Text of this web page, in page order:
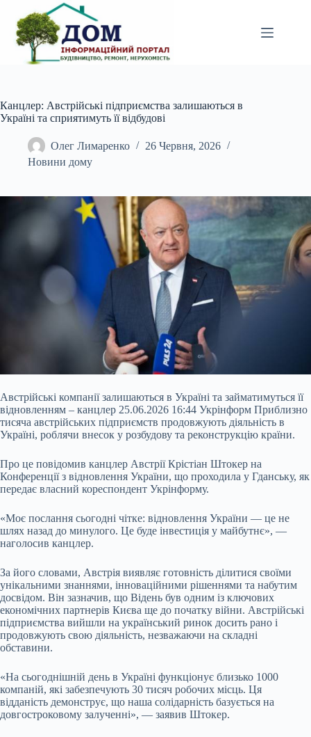
вмісту
Канцлер: Австрійські підприємства залишаються в
Україні та сприятимуть її відбудові
Олег Лимаренко
26 Червня, 2026
Новини дому
Австрійські компанії залишаються в Україні та займатимуться її
відновленням – канцлер 25.06.2026 16:44 Укрінформ Приблизно
тисяча австрійських підприємств продовжують діяльність в
Україні, роблячи внесок у розбудову та реконструкцію країни.
Про це повідомив канцлер Австрії Крістіан Штокер на
Конференції з відновлення України, що проходила у Гданську, як
передає власний кореспондент Укрінформу.
«Моє послання сьогодні чітке: відновлення України — це не
шлях назад до минулого. Це буде інвестиція у майбутнє», —
наголосив канцлер.
За його словами, Австрія виявляє готовність ділитися своїми
унікальними знаннями, інноваційними рішеннями та набутим
досвідом. Він зазначив, що Відень був одним із ключових
економічних партнерів Києва ще до початку війни. Австрійські
підприємства вийшли на український ринок досить рано і
продовжують свою діяльність, незважаючи на складні
обставини.
«На сьогоднішній день в Україні функціонує близько 1000
компаній, які забезпечують 30 тисяч робочих місць. Ця
відданість демонструє, що наша солідарність базується на
довгостроковому залученні», — заявив Штокер.